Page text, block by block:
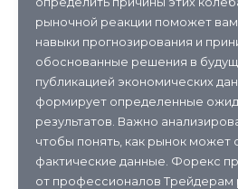
рыночной реакции поможет вам
навыки прогнозирования и
обоснованные решения в
публикацией экономических
формирует определенные
результатов. Важно
чтобы понять, как рынок может
фактические данные. Форекс
от профессионалов Трейдерам